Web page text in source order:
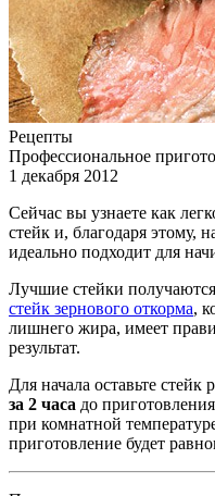
Рецепты
Профессиональное
1 декабря 2012
Сейчас вы узнаете как
стейк и, благодаря этому,
идеально подходит для
Лучшие стейки
стейк зернового откорма,
лишнего жира, имеет
результат.
Для начала оставьте стейк
за 2 часа до
при комнатной
приготовление будет